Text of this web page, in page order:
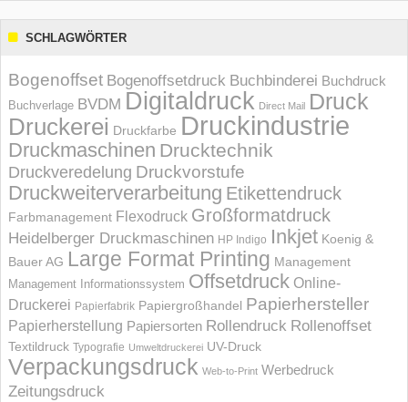
SCHLAGWÖRTER
Bogenoffset Bogenoffsetdruck Buchbinderei Buchdruck
Buchverlage BVDM Digitaldruck Direct Mail Druck
Druckerei Druckfarbe Druckindustrie
Druckmaschinen Drucktechnik
Druckveredelung Druckvorstufe
Druckweiterverarbeitung Etikettendruck
Farbmanagement Flexodruck Großformatdruck
Heidelberger Druckmaschinen HP Indigo Inkjet Koenig &
Bauer AG Large Format Printing Management
Management Informations­system Offsetdruck Online-
Druckerei Papierfabrik Papiergroßhandel Papierhersteller
Papierherstellung Papiersorten Rollendruck Rollenoffset
Textildruck Typografie Umweltdruckerei UV-Druck
Verpackungsdruck Web-to-Print Werbedruck
Zeitungsdruck